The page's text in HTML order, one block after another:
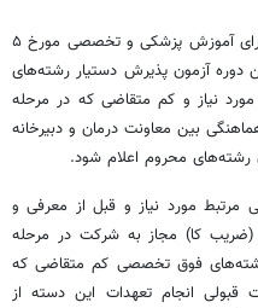
در موضوع ۱۳ یکصد و دومین نشست شورای آموزش پزشکی و تخصصی مورخ ۵
و دومین دوره آزمون پذیرش دستیار رشته‌های
نیاز و کم متقاضی که در مرحله
بین معاونت درمان و دبیرخانه
محروم اعلام شود.
مرتبط مورد نیاز و قبل از معرفی و
(ضریب کا) مجاز به شرکت در مرحله
فوق تخصصی کم متقاضی که
انجام تعهدات این دسته از